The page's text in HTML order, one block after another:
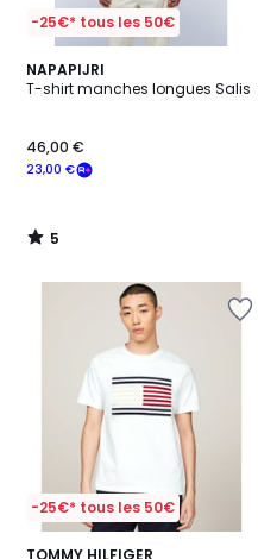
-25€* tous les 50€
NAPAPIJRI
T-shirt manches longues Salis
23,00 €
46,00 €
5
/
5
/
-25€* tous les 50€
TOMMY HILFIGER